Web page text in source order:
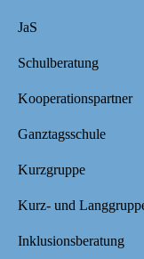
JaS
Schulberatung
Kooperationspartner
Ganztagsschule
Kurzgruppe
Kurz- und
Inklusionsberatung